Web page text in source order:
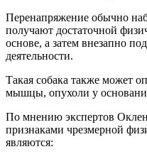
Перенапряжение обычно
получают достаточной
основе, а затем внезапно
деятельности.
Такая собака также может
мышцы, опухоли у
По мнению экспертов
признаками чрезмерной
являются: